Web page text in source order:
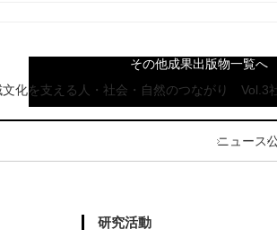
その他成果出版物一覧へ
文化を支える人・社会・自然のつながり Vol.3
ニュース
研究活動